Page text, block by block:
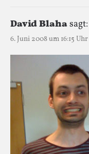
David Blahasagt:
6. Juni 2008 um 16:15 Uhr